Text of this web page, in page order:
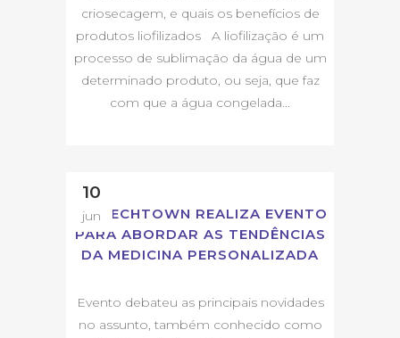
criosecagem, e quais os benefícios de
produtos liofilizados A liofilização é um
processo de sublimação da água de um
determinado produto, ou seja, que faz
com que a água congelada...
10
jun
BIOTECHTOWN REALIZA EVENTO
PARA ABORDAR AS TENDÊNCIAS
DA MEDICINA PERSONALIZADA
Evento debateu as principais novidades
no assunto, também conhecido como